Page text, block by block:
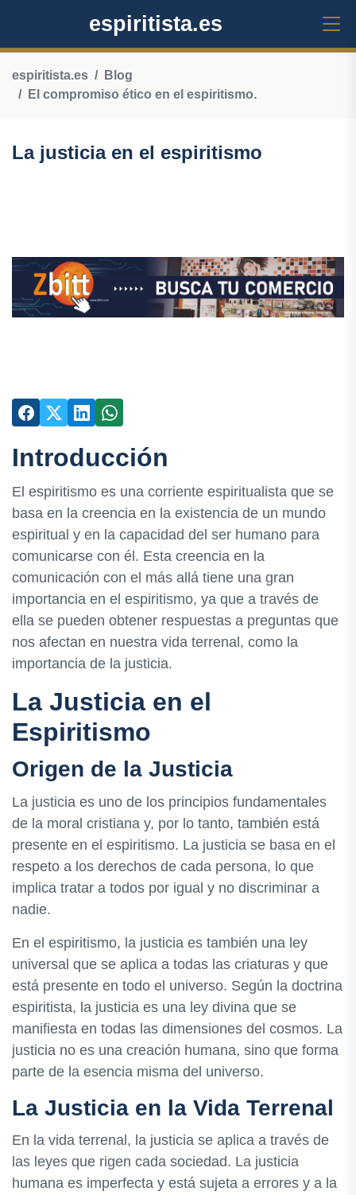
espiritista.es
espiritista.es
Blog
El compromiso ético en el espiritismo.
La justicia en el espiritismo
Introducción
El espiritismo es una corriente espiritualista que se
basa en la creencia en la existencia de un mundo
espiritual y en la capacidad del ser humano para
comunicarse con él. Esta creencia en la
comunicación con el más allá tiene una gran
importancia en el espiritismo, ya que a través de
ella se pueden obtener respuestas a preguntas que
nos afectan en nuestra vida terrenal, como la
importancia de la justicia.
La Justicia en el
Espiritismo
Origen de la Justicia
La justicia es uno de los principios fundamentales
de la moral cristiana y, por lo tanto, también está
presente en el espiritismo. La justicia se basa en el
respeto a los derechos de cada persona, lo que
implica tratar a todos por igual y no discriminar a
nadie.
En el espiritismo, la justicia es también una ley
universal que se aplica a todas las criaturas y que
está presente en todo el universo. Según la doctrina
espiritista, la justicia es una ley divina que se
manifiesta en todas las dimensiones del cosmos. La
justicia no es una creación humana, sino que forma
parte de la esencia misma del universo.
La Justicia en la Vida Terrenal
En la vida terrenal, la justicia se aplica a través de
las leyes que rigen cada sociedad. La justicia
humana es imperfecta y está sujeta a errores y a la